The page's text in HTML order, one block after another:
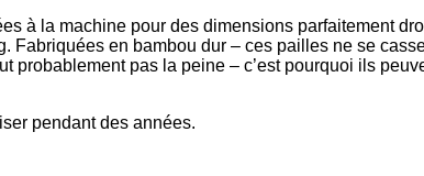
à la machine pour des dimensions parfaitement
Fabriquées en bambou dur – ces pailles ne se
probablement pas la peine – c’est pourquoi ils
pendant des années.